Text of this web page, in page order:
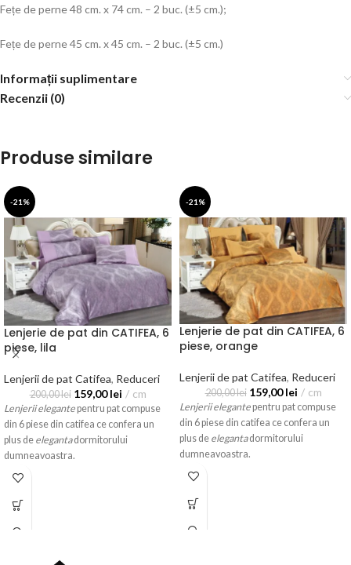
Fețe de perne 48 cm. x 74 cm. – 2 buc. (±5 cm.);
Fețe de perne 45 cm. x 45 cm. – 2 buc. (±5 cm.)
Informații suplimentare
Recenzii (0)
Produse similare
-21%
Lenjerie de pat din CATIFEA, 6
piese, lila
Lenjerii de pat Catifea, Reduceri
200,00lei 159,00lei cm
Lenjerii elegantepentru pat compuse
din 6 piese din catifea ce confera un
plus de elegantadormitorului
dumneavoastra.
-21%
Lenjerie de pat din CATIFEA, 6
piese, orange
Lenjerii de pat Catifea, Reduceri
200,00lei 159,00lei cm
Lenjerii elegantepentru pat compuse
din 6 piese din catifea ce confera un
plus de elegantadormitorului
dumneavoastra.